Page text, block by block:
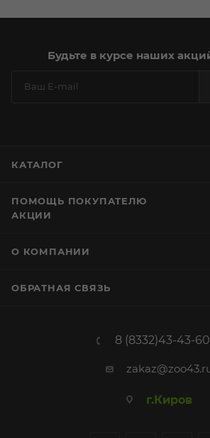
Будьте в курсе наших
КАТАЛОГ
ПОМОЩЬ ПОКУПАТЕЛЮ
АКЦИИ
О КОМПАНИИ
ОБРАТНАЯ СВЯЗЬ
8 (8332)43-43-60
г.Киров